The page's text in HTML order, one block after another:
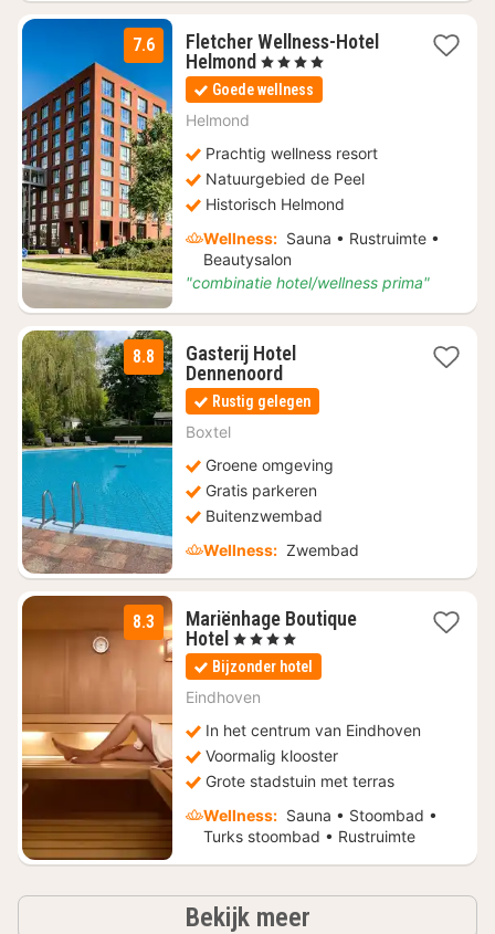
7.6
Fletcher Wellness-Hotel
Helmond 1
nacht
vanaf
, 4 Sterren
Goede wellness
Helmond
Prachtig wellness resort
Natuurgebied de Peel
Historisch Helmond
Wellness: Sauna • Rustruimte •
Beautysalon
"combinatie hotel/wellness prima"
8.8
Gasterij Hotel
Dennenoord1
nacht
vanaf
Rustig gelegen
Boxtel
Groene omgeving
Gratis parkeren
Buitenzwembad
Wellness: Zwembad
8.3
Mariënhage Boutique
Hotel 1
nacht
vanaf
€
, 4 Sterren
Bijzonder hotel
Eindhoven
In het centrum van Eindhoven
Voormalig klooster
Grote stadstuin met terras
Wellness: Sauna • Stoombad •
Turks stoombad • Rustruimte
Bekijk meerhotels